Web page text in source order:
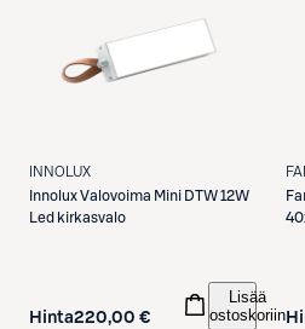
INNOLUX
InnoluxValovoima Mini DTW 12W
Led kirkasvalo
Hinta220,00 €
Lisää
ostoskoriin